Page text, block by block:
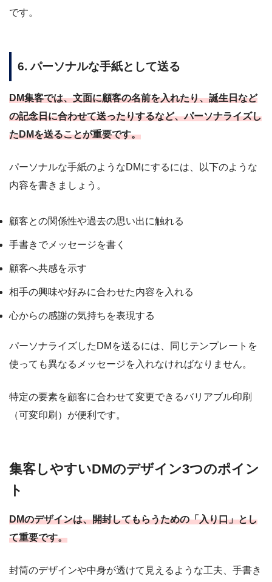
です。
6. パーソナルな手紙として送る
DM集客では、文面に顧客の名前を入れたり、誕生日など
の記念日に合わせて送ったりするなど、パーソナライズし
たDMを送ることが重要です。
パーソナルな手紙のようなDMにするには、以下のような
内容を書きましょう。
顧客との関係性や過去の思い出に触れる
手書きでメッセージを書く
顧客へ共感を示す
相手の興味や好みに合わせた内容を入れる
心からの感謝の気持ちを表現する
パーソナライズしたDMを送るには、同じテンプレートを
使っても異なるメッセージを入れなければなりません。
特定の要素を顧客に合わせて変更できるバリアブル印刷
（可変印刷）が便利です。
集客しやすいDMのデザイン3つのポイン
ト
DMのデザインは、開封してもらうための「入り口」とし
て重要です。
封筒のデザインや中身が透けて見えるような工夫、手書き